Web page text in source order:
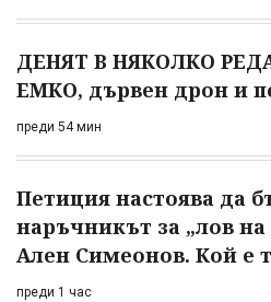
ДЕНЯТ В НЯКОЛКО
ЕМКО, дървен дрон и
преди 54 мин
Петиция настоява да
наръчникът за „лов
Ален Симеонов. Кой е
преди 1 час